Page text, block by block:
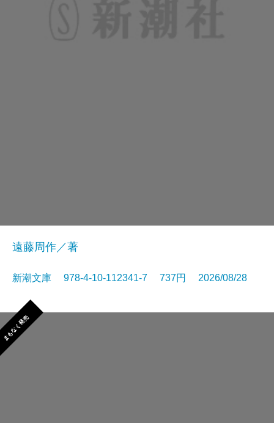
遠藤周作／著
新潮文庫 978-4-10-112341-7 737円 2026/08/28
まもなく発売